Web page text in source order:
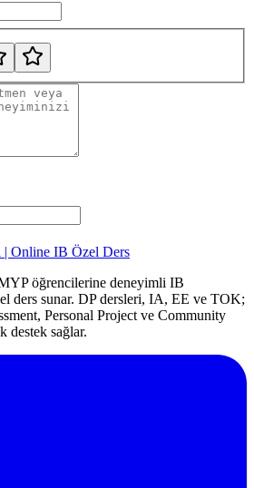
| Online IB Özel Ders
öğrencilerine deneyimli IB
ders sunar. DP dersleri, IA, EE ve TOK;
Personal Project ve Community
destek sağlar.